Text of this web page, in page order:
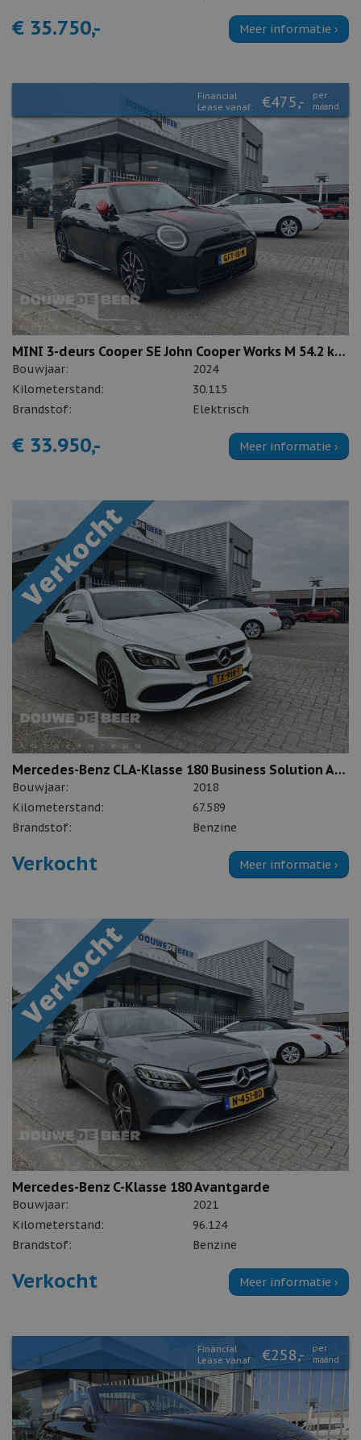
€ 35.750,- Meer informatie ›
Financial
Lease vanaf:
€475,-
per
maand
MINI 3-deurs Cooper SE John Cooper Works M 54.2 kWh
Bouwjaar:
2024
Kilometerstand:
30.115
Brandstof:
Elektrisch
€ 33.950,- Meer informatie ›
Mercedes-Benz CLA-Klasse 180 Business Solution AMG
Bouwjaar:
2018
Kilometerstand:
67.589
Brandstof:
Benzine
Verkocht Meer informatie ›
Mercedes-Benz C-Klasse 180 Avantgarde
Bouwjaar:
2021
Kilometerstand:
96.124
Brandstof:
Benzine
Verkocht Meer informatie ›
Financial
Lease vanaf:
€258,-
per
maand